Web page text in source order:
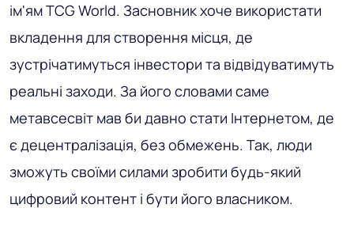
ім'ям TCG World. Засновник хоче використати
вкладення для створення місця, де
зустрічатимуться інвестори та відвідуватимуть
реальні заходи. За його словами саме
метавсесвіт мав би давно стати Інтернетом, де
є децентралізація, без обмежень. Так, люди
зможуть своїми силами зробити будь-який
цифровий контент і бути його власником.